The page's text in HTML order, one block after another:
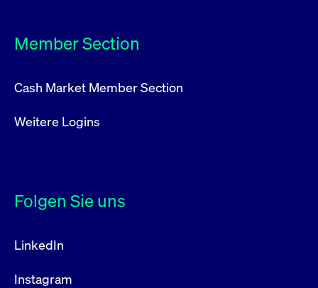
Member Section
Cash Market Member Section
Weitere Logins
Folgen Sie uns
LinkedIn
Instagram